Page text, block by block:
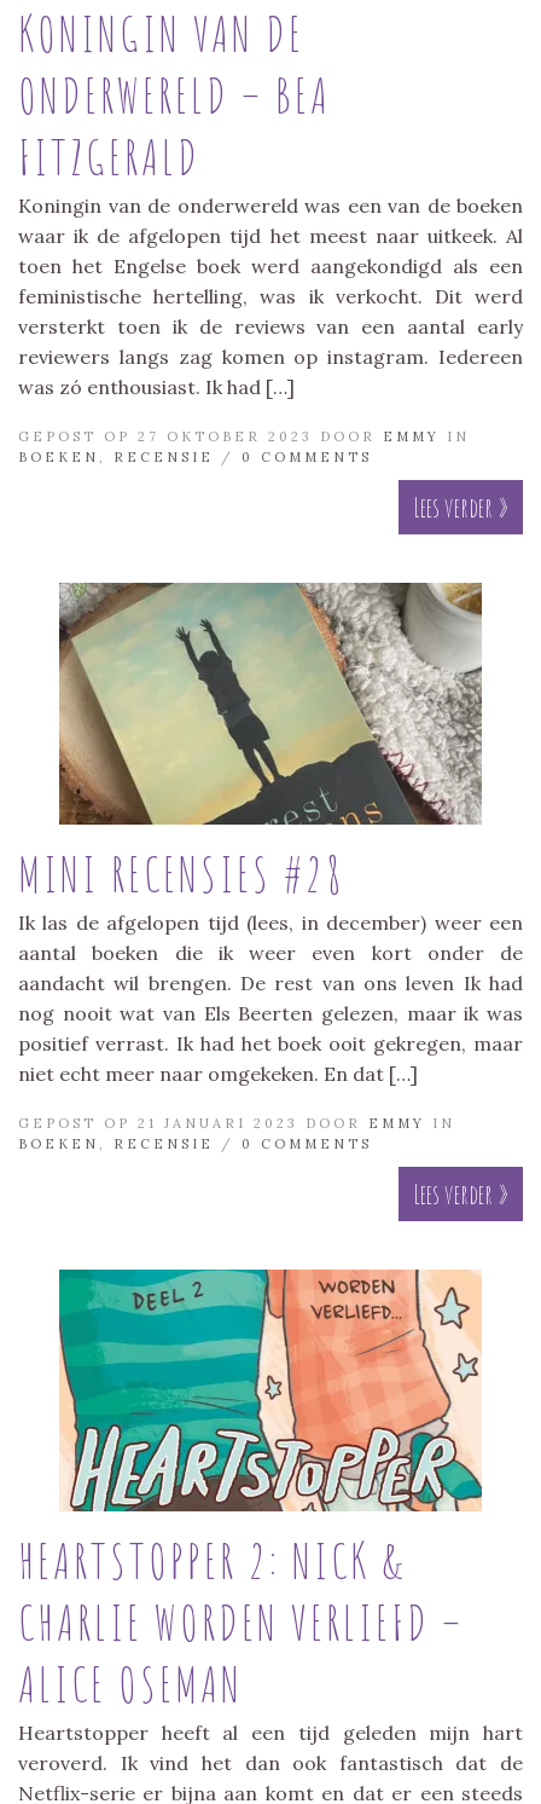
KONINGIN VAN DE
ONDERWERELD – BEA
FITZGERALD
Koningin van de onderwereld was een van de boeken
waar ik de afgelopen tijd het meest naar uitkeek. Al
toen het Engelse boek werd aangekondigd als een
feministische hertelling, was ik verkocht. Dit werd
versterkt toen ik de reviews van een aantal early
reviewers langs zag komen op instagram. Iedereen
was zó enthousiast. Ik had […]
GEPOST OP 27 OKTOBER 2023 DOOR EMMY
IN
BOEKEN
RECENSIE / 0 COMMENTS
Lees verder »
MINI RECENSIES #28
Ik las de afgelopen tijd (lees, in december) weer een
aantal boeken die ik weer even kort onder de
aandacht wil brengen. De rest van ons leven Ik had
nog nooit wat van Els Beerten gelezen, maar ik was
positief verrast. Ik had het boek ooit gekregen, maar
niet echt meer naar omgekeken. En dat […]
GEPOST OP 21 JANUARI 2023 DOOR EMMY
IN
BOEKEN
RECENSIE / 0 COMMENTS
Lees verder »
HEARTSTOPPER 2: NICK &
CHARLIE WORDEN VERLIEFD –
ALICE OSEMAN
Heartstopper heeft al een tijd geleden mijn hart
veroverd. Ik vind het dan ook fantastisch dat de
Netflix-serie er bijna aan komt en dat er een steeds